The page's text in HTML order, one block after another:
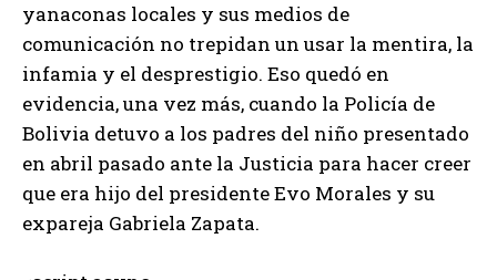
yanaconas locales y sus medios de
comunicación no trepidan un usar la mentira, la
infamia y el desprestigio. Eso quedó en
evidencia, una vez más, cuando la Policía de
Bolivia detuvo a los padres del niño presentado
en abril pasado ante la Justicia para hacer creer
que era hijo del presidente Evo Morales y su
expareja Gabriela Zapata.